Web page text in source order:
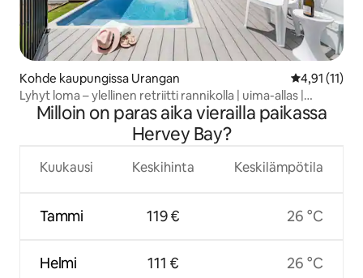
Kohde kaupungissa Urangan
4,91 (11)
Lyhyt loma – ylellinen retriitti rannikolla | uima-allas |
grillaus
Milloin on paras aika vierailla paikassa
Hervey Bay?
Kuukausi
Tammi
Helmi
Keskihinta
119 €
111 €
Keskilämpötila
26 °C
26 °C